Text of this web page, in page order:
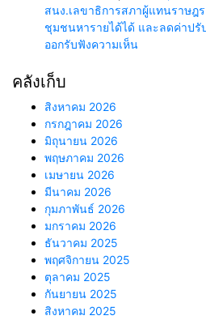
สนง.เลขาธิการสภาผู้แทนราษฎ
ชุมชนหารายได้ได้ และลดค่าป
ออกรับฟังความเห็น
คลังเก็บ
สิงหาคม 2026
กรกฎาคม 2026
มิถุนายน 2026
พฤษภาคม 2026
เมษายน 2026
มีนาคม 2026
กุมภาพันธ์ 2026
มกราคม 2026
ธันวาคม 2025
พฤศจิกายน 2025
ตุลาคม 2025
กันยายน 2025
สิงหาคม 2025